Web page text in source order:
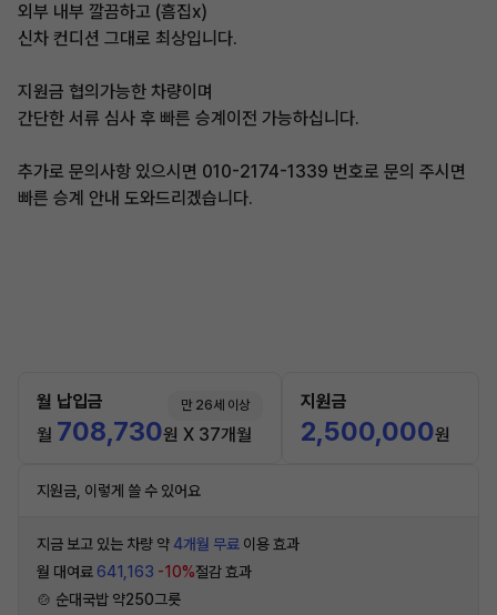
외부 내부 깔끔하고 (흠집x)
신차 컨디션 그대로 최상입니다.
지원금 협의가능한 차량이며
간단한 서류 심사 후 빠른 승계이전 가능하십니다.
추가로 문의사항 있으시면 010-2174-1339 번호로 문의 주시면
빠른 승계 안내 도와드리겠습니다.
월 납입금 만 26세 이상
월 708,730원 X 37개월
지원금
2,500,000원
지원금, 이렇게 쓸 수 있어요
지금 보고 있는 차량 약4개월 무료 이용 효과
월 대여료 641,163 -10%절감 효과
🍲 순대국밥 약250그릇